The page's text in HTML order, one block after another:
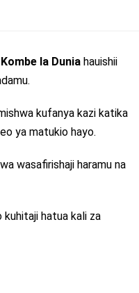
Kombe la Duniahauishii
kufanya kazi katika
ya matukio hayo.
wasafirishaji haramu na
kuhitaji hatua kali za